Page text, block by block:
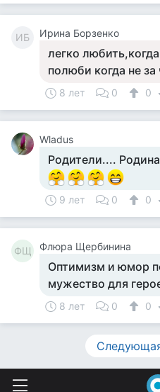
ИБ Ирина Борзенко
легко
полюби когда не за
8 лет 0 0
Wladus
Родители....
9 лет 0 0
ФЩ Флюра Щербинина
Оптимизм и юмор
мужество для
8 лет 0 0